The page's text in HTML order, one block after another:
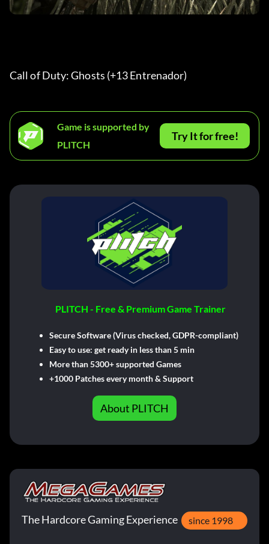
Call of Duty: Ghosts (+13 Entrenador)
Game is supported by
PLITCH
Try It for free!
PLITCH - Free & Premium Game Trainer
Secure Software (Virus checked, GDPR-compliant)
Easy to use: get ready in less than 5 min
More than 5300+ supported Games
+1000 Patches every month & Support
About PLITCH
The Hardcore Gaming Experience since 1998